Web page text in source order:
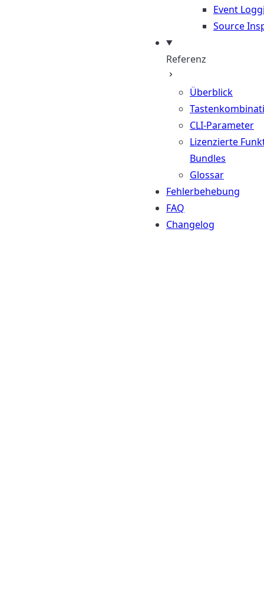
Event
Source
Referenz
Überblick
CLI-Parameter
Lizenzierte
Bundles
Glossar
Fehlerbehebung
FAQ
Changelog